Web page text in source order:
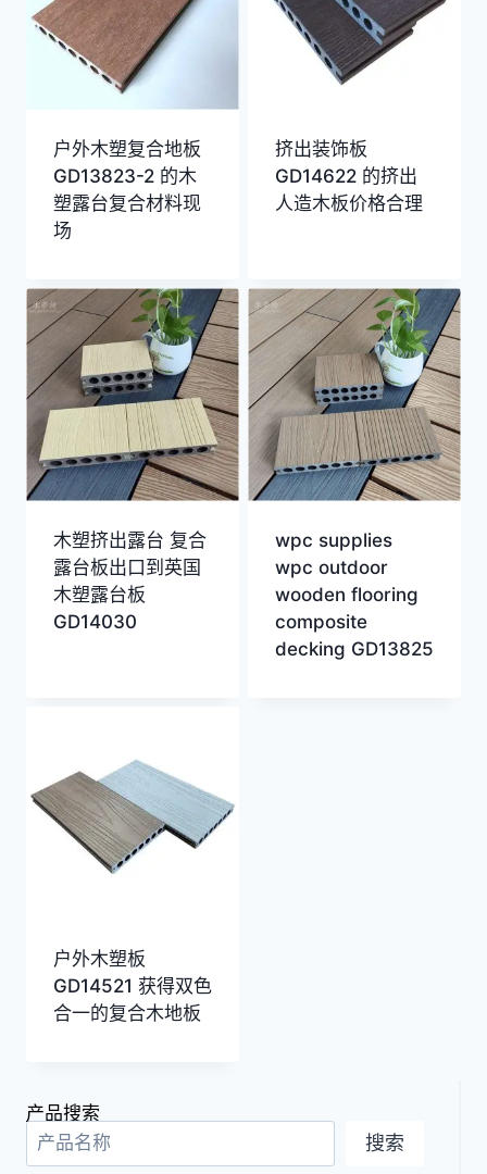
户外木塑复合地板
GD13823-2 的木
塑露台复合材料现
场
挤出装饰板
GD14622 的挤出
人造木板价格合理
木塑挤出露台 复合
露台板出口到英国
木塑露台板
GD14030
wpc supplies
wpc outdoor
wooden flooring
composite
decking GD13825
户外木塑板
GD14521 获得双色
合一的复合木地板
产品搜索
搜索